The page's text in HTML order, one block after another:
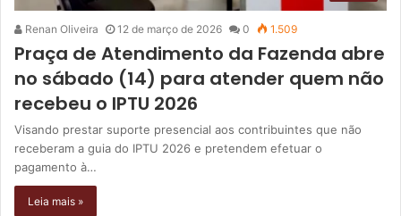
Renan Oliveira 12 de março de 2026 0 1.509
Praça de Atendimento da Fazenda abre
no sábado (14) para atender quem não
recebeu o IPTU 2026
Visando prestar suporte presencial aos contribuintes que não
receberam a guia do IPTU 2026 e pretendem efetuar o
pagamento à…
Leia mais »